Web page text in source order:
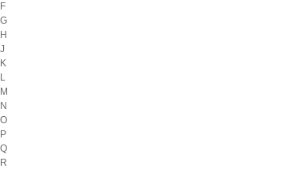
F
G
H
J
K
L
M
N
O
P
Q
R